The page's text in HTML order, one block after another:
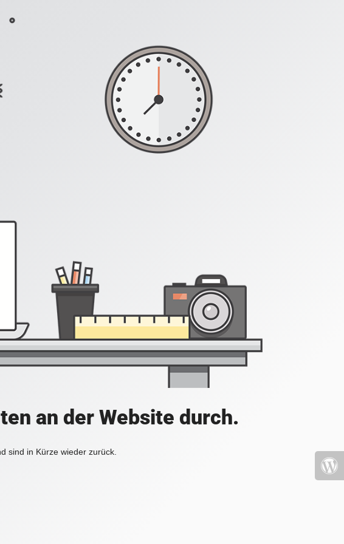
an der Website durch.
sind in Kürze wieder zurück.